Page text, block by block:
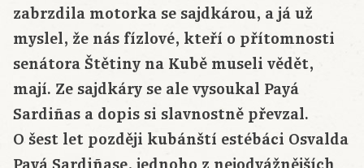
zabrzdila motorka se sajdkárou, a já už
myslel, že nás fízlové, kteří o přítomnosti
senátora Štětiny na Kubě museli vědět,
mají. Ze sajdkáry se ale vysoukal Payá
Sardiñas a dopis si slavnostně převzal.
O šest let později kubánští estébáci Osvalda